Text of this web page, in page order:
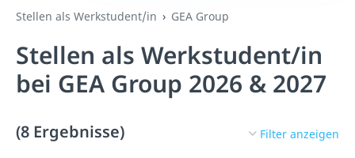
Stellen als Werkstudent/in GEA Group
Stellen als Werkstudent/in
bei GEA Group 2026 & 2027
(8 Ergebnisse) Filter anzeigen